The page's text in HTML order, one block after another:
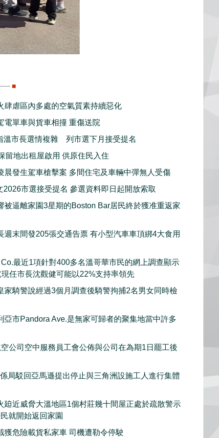
肆虐區內多處的空氣質素持續惡化
電單車與貨車相撞 重傷送院
溫市長選情複雜 列市選下月接受提名
留地出租屋啟用 供原住民入住
晨發生駕車槍擊案 多間住宅及車輛中彈無人受傷
2026市選接受提名 參選資料即日起開放索取
被逼離家園3星期的Boston Bar居民終於獲准重返家
週末間發205張交通告票 有小型汽車車頂綁4大食用
最近1項針對400多名溫哥華市民的網上調查顯示
任市長沈觀健可能以22%支持率領先
家騎警說經過3個月調查後騎警拘捕2名男女同時檢
亞市Pandora Ave.是無家可歸者的聚集地當中許多
公司空中服務員工會公佈與公司在為期1日罷工後
局駁回亞馬遜提出停止與三角洲設施工人進行集體
廹近威脅大溫地區1個村莊幾十間屋正處於疏散警示
就開始返回家園
獲危險載貨私家車 司機遭勒令停駛